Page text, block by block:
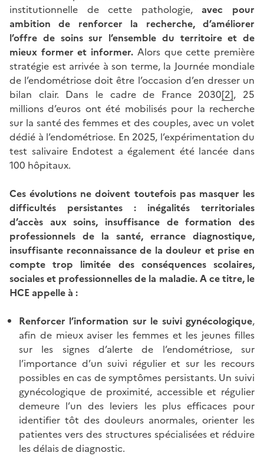
institutionnelle de cette pathologie,avec pour
ambition de renforcer la recherche, d’améliorer
l’offre de soins sur l’ensemble du territoire et de
mieux former et informer. Alors que cette première
stratégie est arrivée à son terme, la Journée mondiale
de l’endométriose doit être l’occasion d’en dresser un
bilan clair. Dans le cadre de France 2030[2], 25
millions d’euros ont été mobilisés pour la recherche
sur la santé des femmes et des couples, avec un volet
dédié à l’endométriose. En 2025, l’expérimentation du
test salivaire Endotest a également été lancée dans
100 hôpitaux.
Ces évolutions ne doivent toutefois pas masquer les
difficultés persistantes : inégalités territoriales
d’accès aux soins, insuffisance de formation des
professionnels de la santé, errance diagnostique,
insuffisante reconnaissance de la douleur et prise en
compte trop limitée des conséquences scolaires,
sociales et professionnelles de la maladie. A ce titre, le
HCE appelle à :
Renforcer l’information sur le suivi gynécologique,
afin de mieux aviser les femmes et les jeunes filles
sur les signes d’alerte de l’endométriose, sur
l’importance d’un suivi régulier et sur les recours
possibles en cas de symptômes persistants. Un suivi
gynécologique de proximité, accessible et régulier
demeure l’un des leviers les plus efficaces pour
identifier tôt des douleurs anormales, orienter les
patientes vers des structures spécialisées et réduire
les délais de diagnostic.